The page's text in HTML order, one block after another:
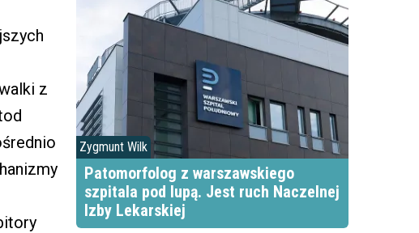
z
Zygmunt Wilk
Patomorfolog z warszawskiego
szpitala pod lupą. Jest ruch Naczelnej
Izby Lekarskiej